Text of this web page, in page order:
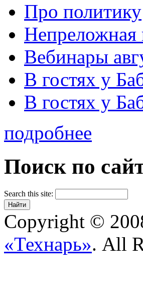
Про политику
Непреложная
Вебинары
В гостях у
В гостях у
подробнее
Поиск по
Search this site:
Copyright ©
«Технарь». All